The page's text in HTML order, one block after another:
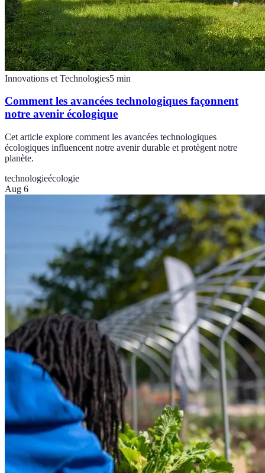
Innovations et Technologies5 min
Comment les avancées technologiques façonnent
notre avenir écologique
Cet article explore comment les avancées technologiques
écologiques influencent notre avenir durable et protègent notre
planète.
technologieécologie
Aug 6